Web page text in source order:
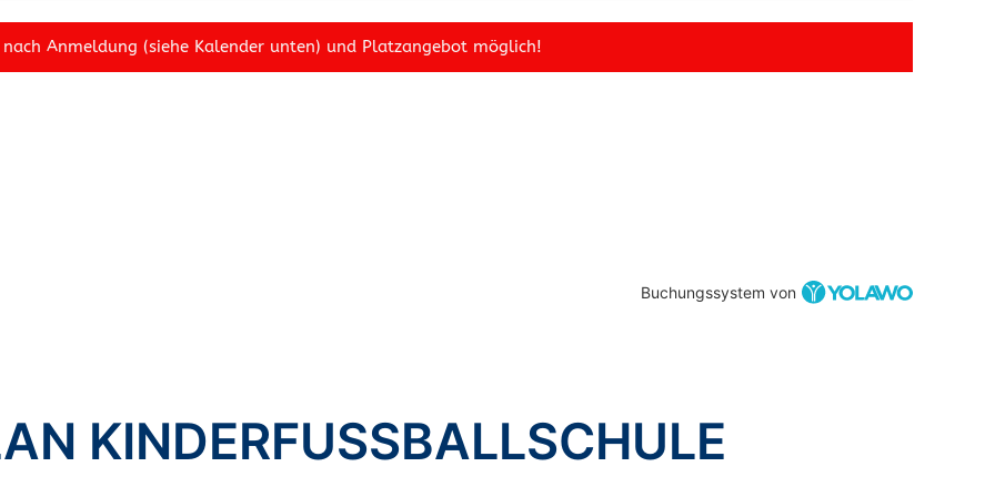
Anmeldung (siehe Kalender unten) und Platzangebot möglich!
Buchungssystem von
KINDERFUSSBALLSCHULE